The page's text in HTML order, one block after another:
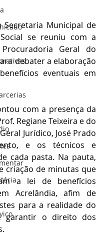
Secretaria Municipal de
se reuniu com a
Geral do
debater a elaboração
eventuais em
com a presença da
Regiane Teixeira e do
Jurídico, José Prado
e os técnicos e
cada pasta. Na pauta,
criação de minutas que
a lei de benefícios
Acrelândia, afim de
para a realidade do
garantir o direito dos